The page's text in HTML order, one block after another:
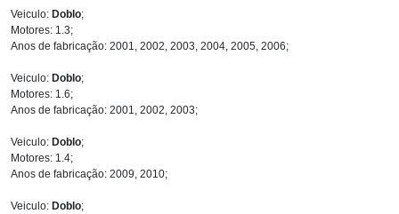
Veiculo: Doblo;
Motores: 1.3;
Anos de fabricação: 2001, 2002, 2003, 2004, 2005, 2006;
Veiculo: Doblo;
Motores: 1.6;
Anos de fabricação: 2001, 2002, 2003;
Veiculo: Doblo;
Motores: 1.4;
Anos de fabricação: 2009, 2010;
Veiculo: Doblo;